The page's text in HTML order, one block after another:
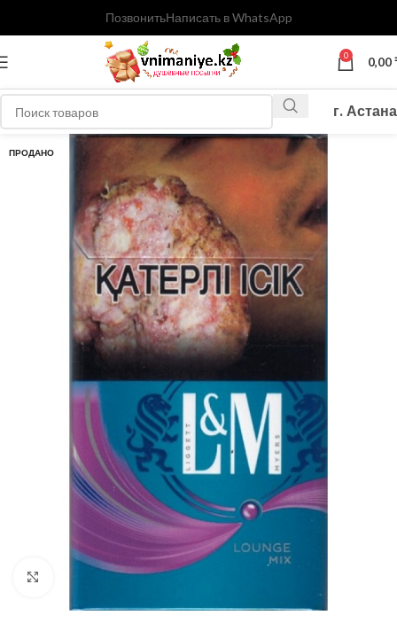
ПозвонитьНаписать в WhatsApp
0 0,00
г. Астана
ПРОДАНО
Нажмите, чтобы увеличить